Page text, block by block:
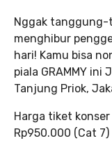
Nggak tanggung-
menghibur
hari! Kamu bisa
piala GRAMMY
Tanjung Priok,
Harga tiket
Rp950.000 (Cat